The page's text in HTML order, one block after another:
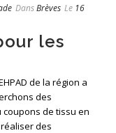
DansBrèves Le 16
les
de la région a
des
de tissu en
des